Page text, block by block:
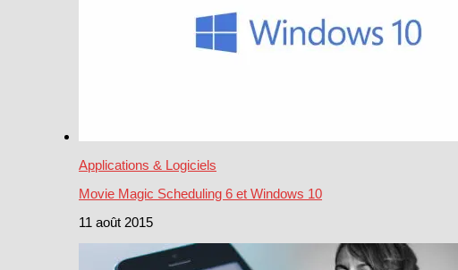
Applications & Logiciels
Movie Magic Scheduling 6 et Windows 10
11 août 2015